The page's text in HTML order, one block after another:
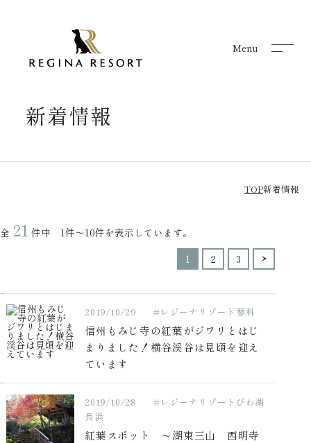
Menu
Menu
新着情報
TOP新着情報
全 21 件中 1件～10件を表示しています。
1
2 3
2019/10/29 #レジーナリゾート蓼科
信州もみじ寺の紅葉がジワリとはじ
まりました！横谷渓谷は見頃を迎え
ています
2019/10/28
#レジーナリゾートびわ湖
長浜
紅葉スポット ～湖東三山 西明寺